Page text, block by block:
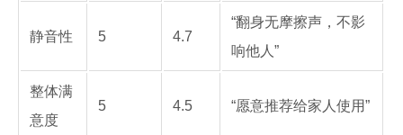
静音性 5 4.7
“翻身无摩擦声，不影
响他人”
整体满
意度
5 4.5 “愿意推荐给家人使用”